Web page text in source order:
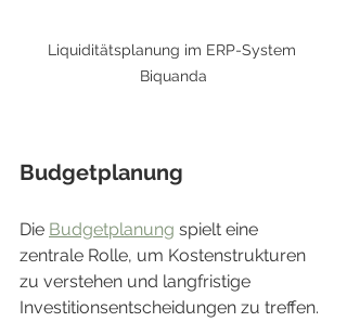
Liquiditätsplanung im ERP-System
Biquanda
Budgetplanung
Die Budgetplanung spielt eine
zentrale Rolle, um Kostenstrukturen
zu verstehen und langfristige
Investitionsentscheidungen zu treffen.